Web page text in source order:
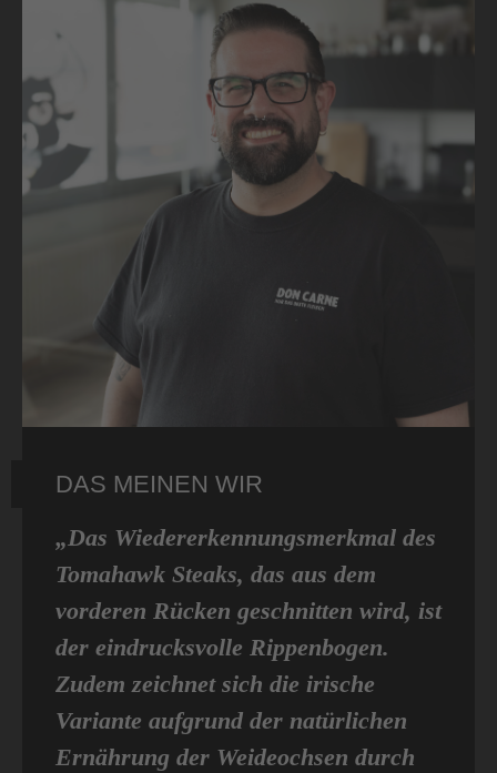
DAS MEINEN WIR
„Das Wiedererkennungsmerkmal des
Tomahawk Steaks, das aus dem
vorderen Rücken geschnitten wird, ist
der eindrucksvolle Rippenbogen.
Zudem zeichnet sich die irische
Variante aufgrund der natürlichen
Ernährung der Weideochsen durch